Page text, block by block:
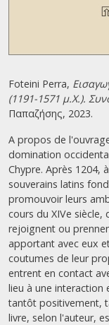
Foteini Perra,
(1191-1571 μ.Χ.).
Παπαζήσης, 2023.
A propos de
domination
Chypre. Après 1204,
souverains latins
promouvoir leurs
cours du XIVe
rejoignent ou
apportant avec eux
coutumes de leur
entrent en contact
lieu à une interaction
tantôt positivement,
livre, selon l'auteur,